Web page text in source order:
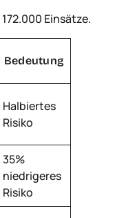
Einsätze.
Bedeutung
Halbiertes
Risiko
35%
niedrigeres
Risiko